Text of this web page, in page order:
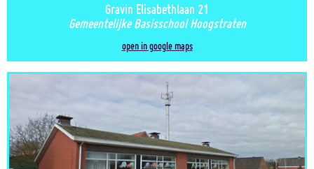
Gravin Elisabethlaan 21
Gemeentelijke Basisschool Hoogstraten
open in google maps